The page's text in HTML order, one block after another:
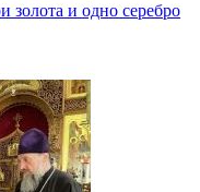
золота и одно серебро